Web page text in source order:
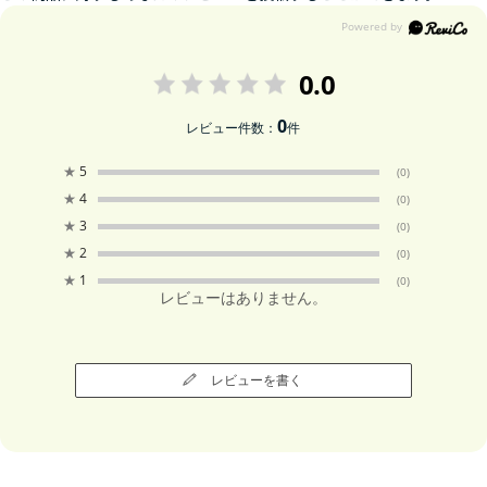
0.0
レビュー件数：0件
★ 5 (0)
★ 4 (0)
★ 3 (0)
★ 2 (0)
★ 1 (0)
レビューはありません。
レビューを書く